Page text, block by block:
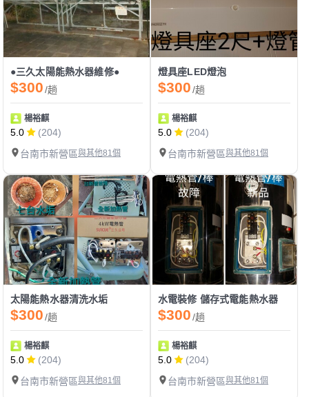
●三久太陽能熱水器維修●
$300/趟
楊裕麒
5.0
(204)
台南市新營區與其他81個
燈具座LED燈泡
$300/趟
楊裕麒
5.0
(204)
台南市新營區與其他81個
太陽能熱水器清洗水垢
$300/趟
楊裕麒
5.0
(204)
台南市新營區與其他81個
水電裝修 儲存式電能熱水器
$300/趟
楊裕麒
5.0
(204)
台南市新營區與其他81個